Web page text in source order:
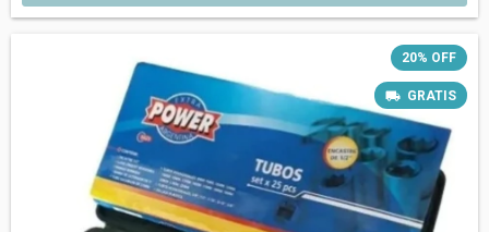
20% OFF
GRATIS